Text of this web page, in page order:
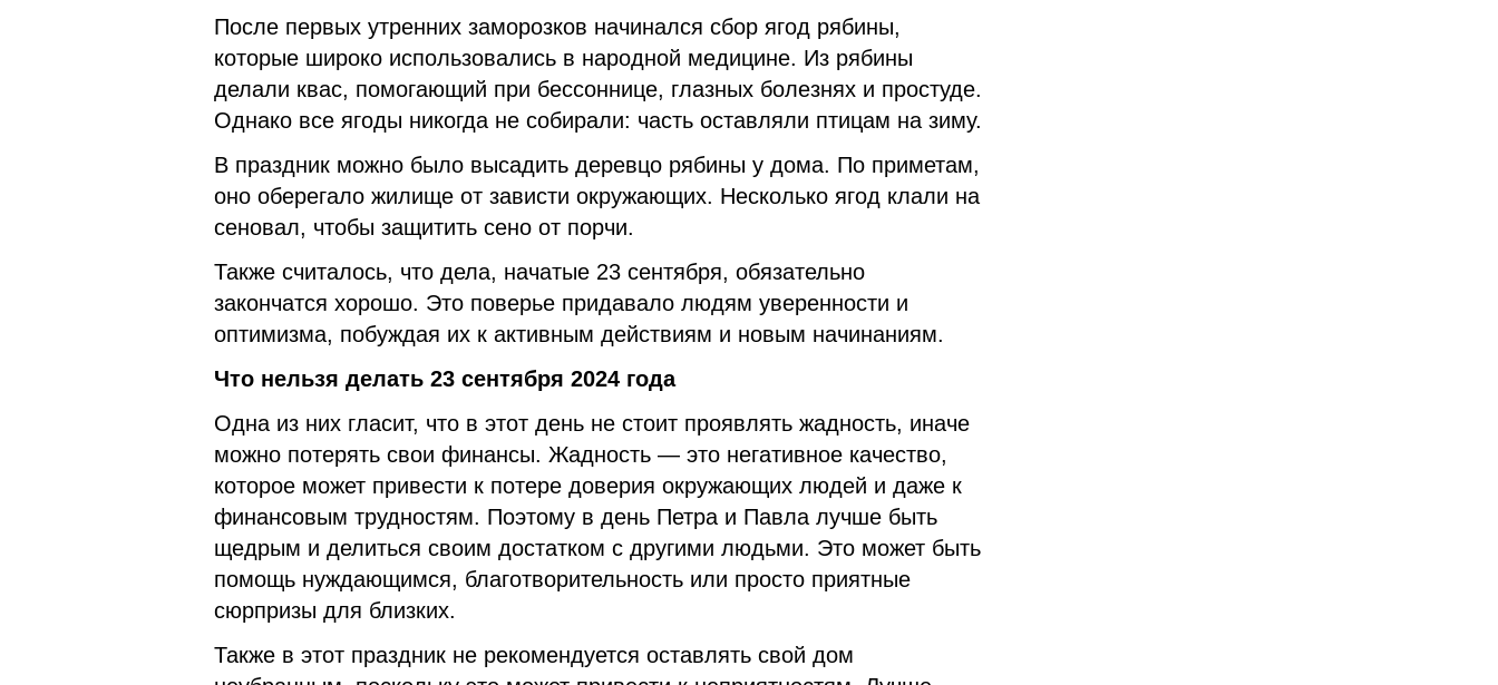
После первых утренних заморозков начинался сбор ягод рябины,
которые широко использовались в народной медицине. Из рябины
делали квас, помогающий при бессоннице, глазных болезнях и простуде.
Однако все ягоды никогда не собирали: часть оставляли птицам на зиму.
В праздник можно было высадить деревцо рябины у дома. По приметам,
оно оберегало жилище от зависти окружающих. Несколько ягод клали на
сеновал, чтобы защитить сено от порчи.
Также считалось, что дела, начатые 23 сентября, обязательно
закончатся хорошо. Это поверье придавало людям уверенности и
оптимизма, побуждая их к активным действиям и новым начинаниям.
Что нельзя делать 23 сентября 2024 года
Одна из них гласит, что в этот день не стоит проявлять жадность, иначе
можно потерять свои финансы. Жадность — это негативное качество,
которое может привести к потере доверия окружающих людей и даже к
финансовым трудностям. Поэтому в день Петра и Павла лучше быть
щедрым и делиться своим достатком с другими людьми. Это может быть
помощь нуждающимся, благотворительность или просто приятные
сюрпризы для близких.
Также в этот праздник не рекомендуется оставлять свой дом